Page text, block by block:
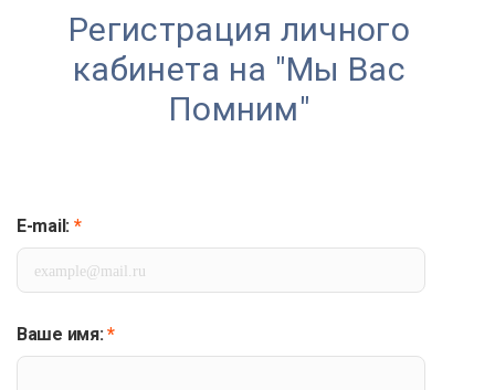
Регистрация личного
кабинета на "Мы Вас
Помним"
E-mail: *
Ваше имя: *